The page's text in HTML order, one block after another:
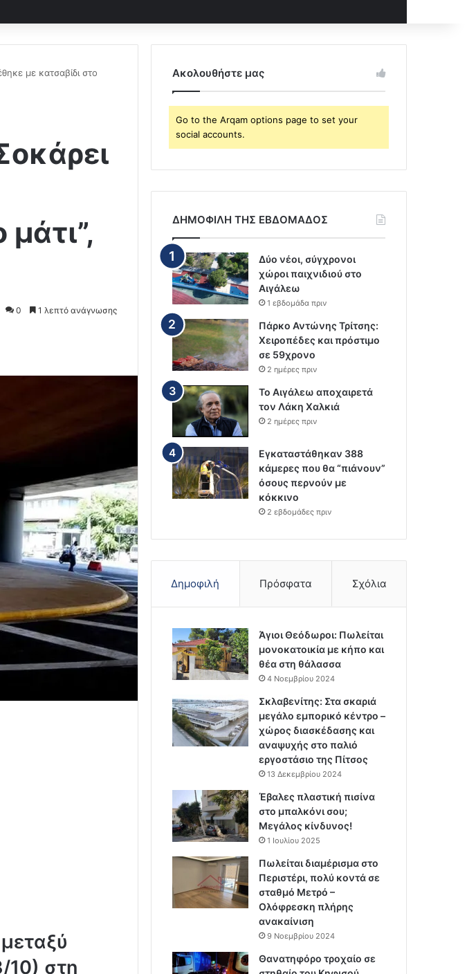
με κατσαβίδι στο
0 1 λεπτό ανάγνωσης
10) στη
Ακολουθήστε μας
Go to the Arqam options page to set your
social accounts.
ΔΗΜΟΦΙΛΗ ΤΗΣ ΕΒΔΟΜΑΔΟΣ
Δύο νέοι, σύγχρονοι
χώροι παιχνιδιού στο
Αιγάλεω
1 εβδομάδα πριν
Πάρκο Αντώνης Τρίτσης:
Χειροπέδες και πρόστιμο
σε 59χρονο
2 ημέρες πριν
Το Αιγάλεω αποχαιρετά
τον Λάκη Χαλκιά
2 ημέρες πριν
Εγκαταστάθηκαν 388
κάμερες που θα “πιάνουν”
όσους περνούν με
κόκκινο
2 εβδομάδες πριν
Δημοφιλή Πρόσφατα Σχόλια
Άγιοι Θεόδωροι: Πωλείται
μονοκατοικία με κήπο και
θέα στη θάλασσα
4 Νοεμβρίου 2024
Σκλαβενίτης: Στα σκαριά
μεγάλο εμπορικό κέντρο –
χώρος διασκέδασης και
αναψυχής στο παλιό
εργοστάσιο της Πίτσος
13 Δεκεμβρίου 2024
Έβαλες πλαστική πισίνα
στο μπαλκόνι σου;
Μεγάλος κίνδυνος!
1 Ιουλίου 2025
Πωλείται διαμέρισμα στο
Περιστέρι, πολύ κοντά σε
σταθμό Μετρό –
Ολόφρεσκη πλήρης
ανακαίνιση
9 Νοεμβρίου 2024
Θανατηφόρο τροχαίο σε